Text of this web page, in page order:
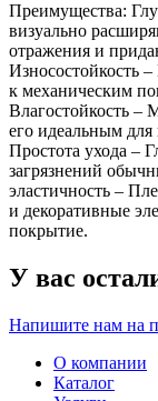
Преимущества:
визуально
отражения и
Износостойкость
к механическим
Влагостойкость –
его идеальным
Простота ухода –
загрязнений
эластичность –
и декоративные
покрытие.
У вас
Напишите нам на
О компании
Каталог